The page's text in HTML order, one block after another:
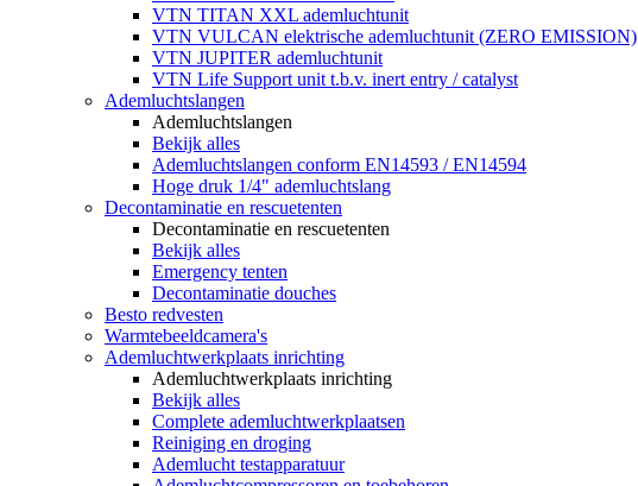
VTN TITAN XXL ademluchtunit
VTN VULCAN elektrische ademluchtunit (ZERO EMISSION)
VTN JUPITER ademluchtunit
VTN Life Support unit t.b.v. inert entry / catalyst
Ademluchtslangen
Ademluchtslangen
Bekijk alles
Ademluchtslangen conform EN14593 / EN14594
Hoge druk 1/4" ademluchtslang
Decontaminatie en rescuetenten
Decontaminatie en rescuetenten
Bekijk alles
Emergency tenten
Decontaminatie douches
Besto redvesten
Warmtebeeldcamera's
Ademluchtwerkplaats inrichting
Ademluchtwerkplaats inrichting
Bekijk alles
Complete ademluchtwerkplaatsen
Reiniging en droging
Ademlucht testapparatuur